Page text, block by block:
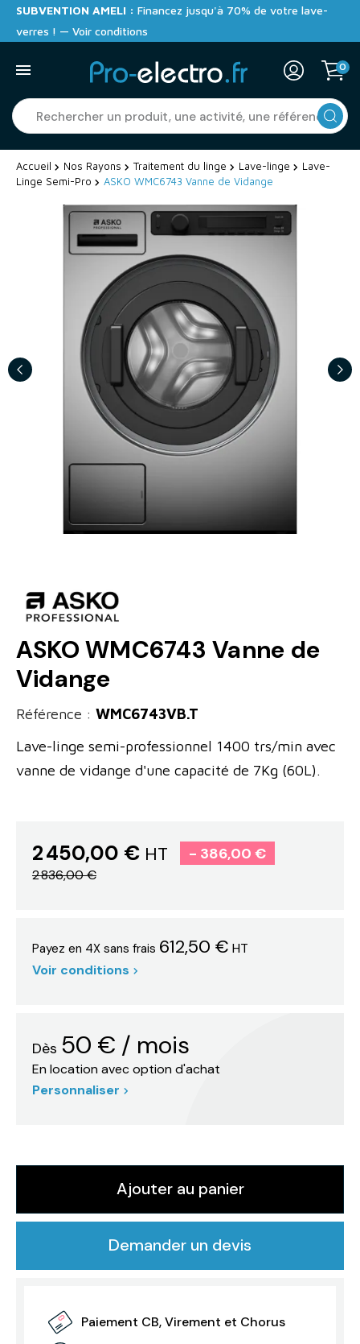
SUBVENTION AMELI : Financez jusqu'à 70% de votre lave-
verres ! — Voir conditions
0
Accueil Nos Rayons Traitement du linge Lave-linge
Lave-
Linge Semi-Pro
ASKO WMC6743 Vanne de Vidange
ASKO WMC6743 Vanne de
Vidange
Référence : WMC6743VB.T
Lave-linge semi-professionnel 1400 trs/min avec
vanne de vidange d'une capacité de 7Kg (60L).
2 450,00 €HT - 386,00 €
2 836,00 €
Payez en 4X sans frais 612,50 € HT
Voir conditions
Dès 50 € / mois
En location avec option d'achat
Personnaliser
Ajouter au panier
Demander un devis
Paiement CB, Virement et Chorus